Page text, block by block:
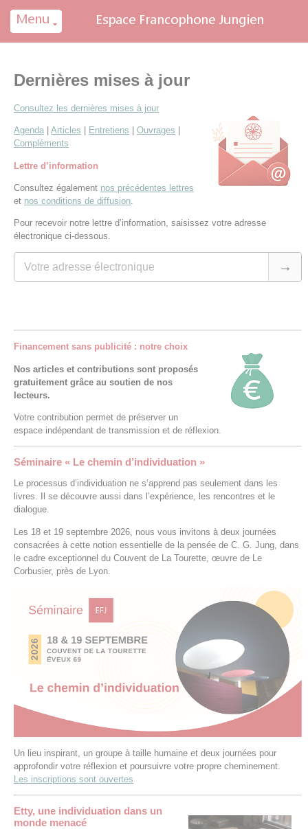
Dernières mises à jour
Consultez les dernières mises à jour
Agenda Articles Entretiens Ouvrages
Compléments
Lettre d’information
Consultez également nos précédentes lettres
et nos conditions de diffusion
Pour recevoir notre lettre d’information, saisissez votre adresse
électronique ci-dessous.
Financement sans publicité : notre choix
Nos articles et contributions sont proposés
gratuitement grâce au soutien de nos
lecteurs.
Votre contribution permet de préserver un
espace indépendant de transmission et de réflexion.
Séminaire « Le chemin d’individuation »
Le processus d’individuation ne s’apprend pas seulement dans les
livres. Il se découvre aussi dans l’expérience, les rencontres et le
dialogue.
Les 18 et 19 septembre 2026, nous vous invitons à deux journées
consacrées à cette notion essentielle de la pensée de C. G. Jung, dans
le cadre exceptionnel du Couvent de La Tourette, œuvre de Le
Corbusier, près de Lyon.
Un lieu inspirant, un groupe à taille humaine et deux journées pour
approfondir votre réflexion et poursuivre votre propre cheminement.
Les inscriptions sont ouvertes
Etty, une individuation dans un
monde menacé